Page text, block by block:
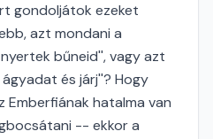
gondoljátok ezeket
azt mondani a
bűneid'', vagy azt
ágyadat és járj''? Hogy
Emberfiának hatalma van
-- ekkor a